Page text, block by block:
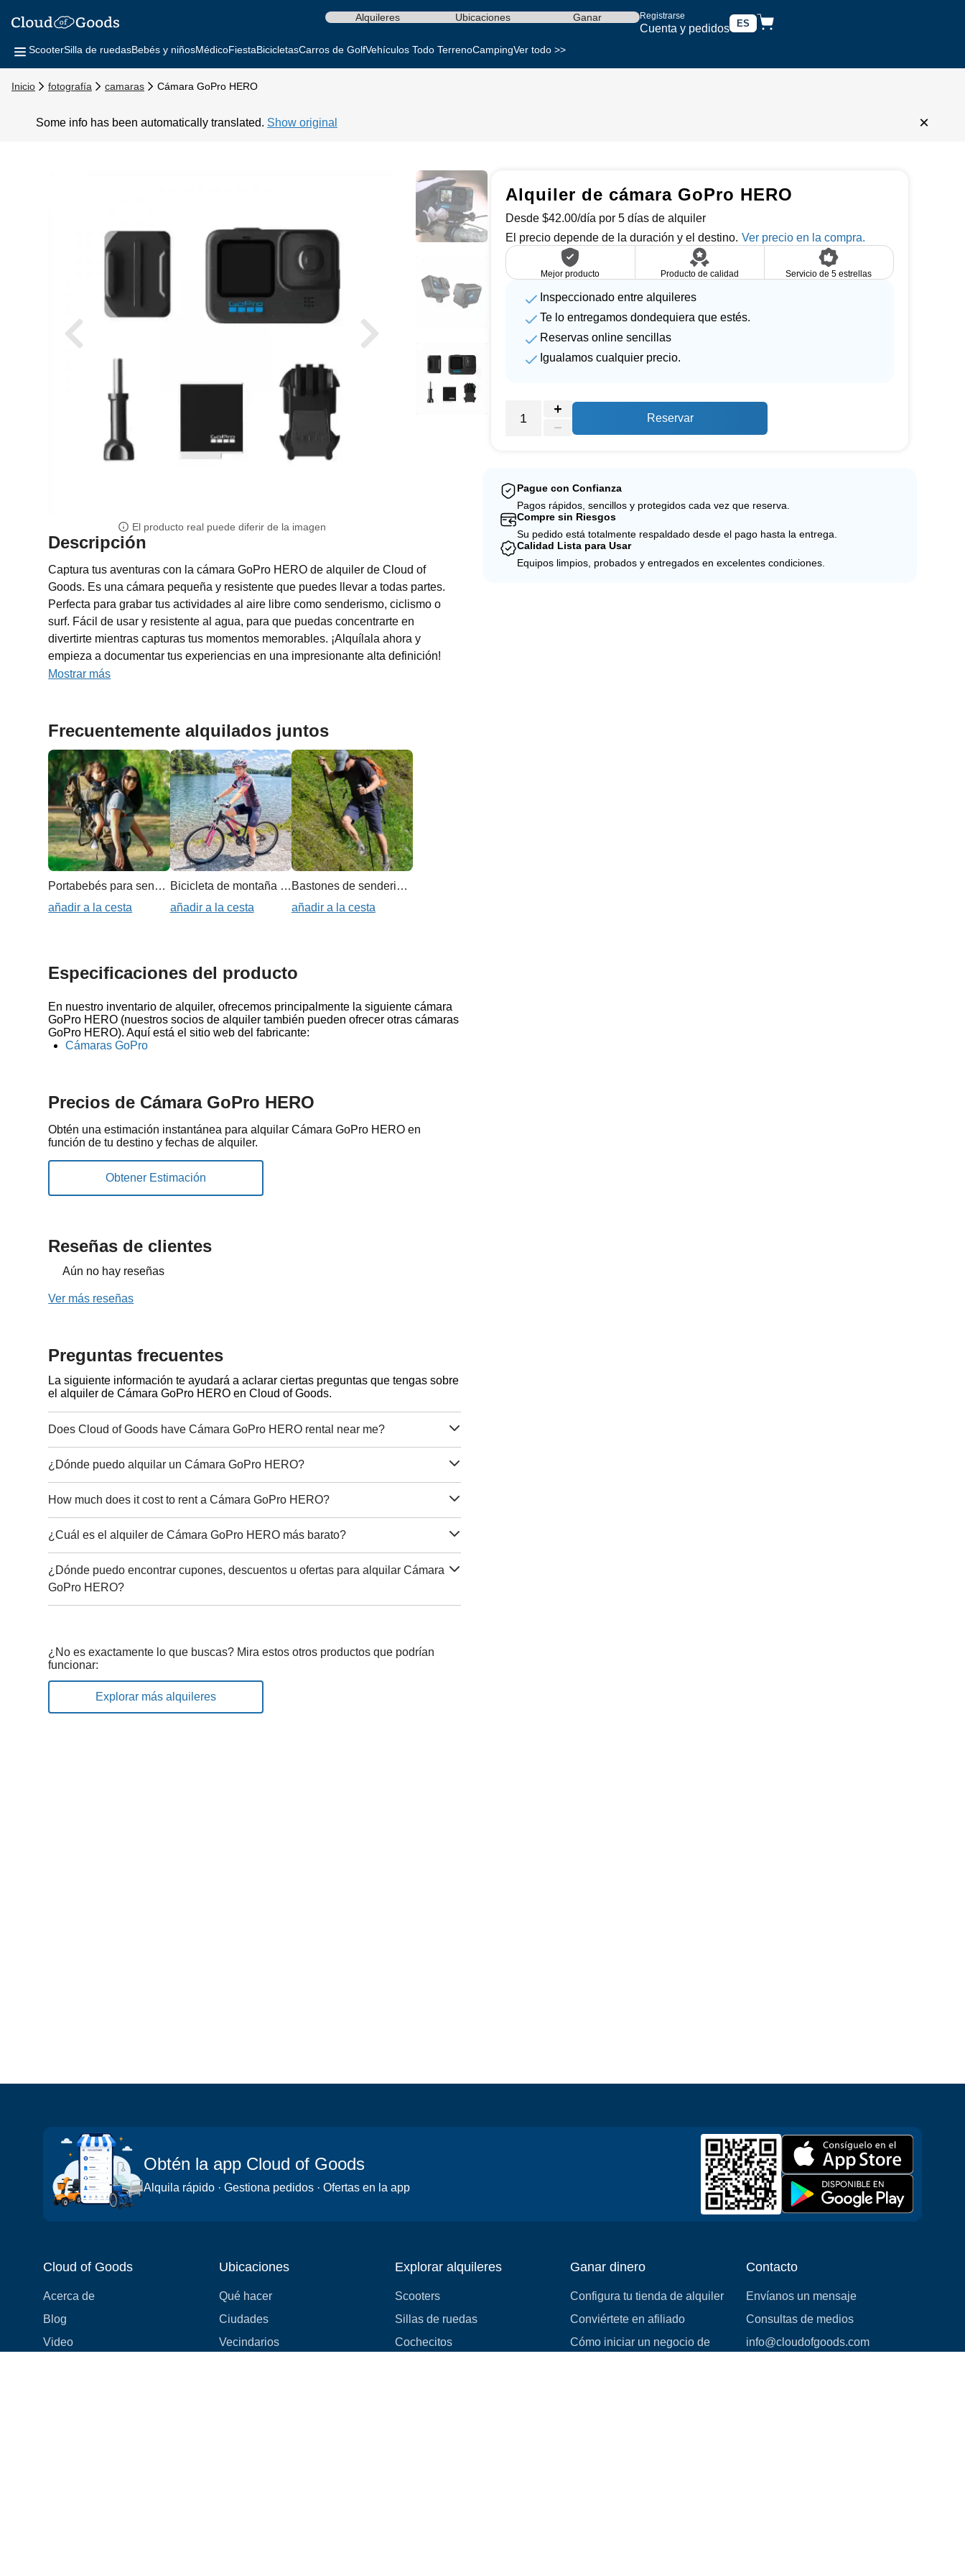
Registrarse
Cuenta y pedidos ES
Alquileres Ubicaciones Ganar
ScooterSilla de ruedasBebés y niñosMédicoFiestaBicicletasCarros de GolfVehículos Todo TerrenoCampingVer todo >>
Inicio fotografía camaras Cámara GoPro HERO
Some info has been automatically translated. Show original ×
El producto real puede diferir de la imagen
Descripción
Captura tus aventuras con la cámara GoPro HERO de alquiler de Cloud of
Goods. Es una cámara pequeña y resistente que puedes llevar a todas partes.
Perfecta para grabar tus actividades al aire libre como senderismo, ciclismo o
surf. Fácil de usar y resistente al agua, para que puedas concentrarte en
divertirte mientras capturas tus momentos memorables. ¡Alquílala ahora y
empieza a documentar tus experiencias en una impresionante alta definición!
Mostrar más
Frecuentemente alquilados juntos
Portabebés para senderismo
añadir a la cesta
Bicicleta de montaña para mujer
añadir a la cesta
Bastones de senderismo/trekking
añadir a la cesta
Especificaciones del producto
En nuestro inventario de alquiler, ofrecemos principalmente la siguiente cámara
GoPro HERO (nuestros socios de alquiler también pueden ofrecer otras cámaras
GoPro HERO). Aquí está el sitio web del fabricante:
Cámaras GoPro
Precios de Cámara GoPro HERO
Obtén una estimación instantánea para alquilar Cámara GoPro HERO en
función de tu destino y fechas de alquiler.
Reseñas de clientes
Aún no hay reseñas
Ver más reseñas
Preguntas frecuentes
La siguiente información te ayudará a aclarar ciertas preguntas que tengas sobre
el alquiler de Cámara GoPro HERO en Cloud of Goods.
Does Cloud of Goods have Cámara GoPro HERO rental near me?
¿Dónde puedo alquilar un Cámara GoPro HERO?
How much does it cost to rent a Cámara GoPro HERO?
¿Cuál es el alquiler de Cámara GoPro HERO más barato?
¿Dónde puedo encontrar cupones, descuentos u ofertas para alquilar Cámara
GoPro HERO?
¿No es exactamente lo que buscas? Mira estos otros productos que podrían
funcionar:
Explorar más alquileres
Alquiler de cámara GoPro HERO
Desde $42.00/día por 5 días de alquiler
El precio depende de la duración y el destino.
Mejor producto Producto de calidad Servicio de 5 estrellas
Inspeccionado entre alquileres
Te lo entregamos dondequiera que estés.
Reservas online sencillas
Igualamos cualquier precio.
Reservar
Pague con Confianza
Pagos rápidos, sencillos y protegidos cada vez que reserva.
Compre sin Riesgos
Su pedido está totalmente respaldado desde el pago hasta la entrega.
Calidad Lista para Usar
Equipos limpios, probados y entregados en excelentes condiciones.
Obtén la app Cloud of Goods
Alquila rápido · Gestiona pedidos · Ofertas en la app
Cloud of Goods
Acerca de
Blog
Video
Ubicaciones
Qué hacer
Ciudades
Vecindarios
Explorar alquileres
Scooters
Sillas de ruedas
Cochecitos
Ganar dinero
Configura tu tienda de alquiler
Conviértete en afiliado
Cómo iniciar un negocio de
Contacto
Envíanos un mensaje
Consultas de medios
info@cloudofgoods.com